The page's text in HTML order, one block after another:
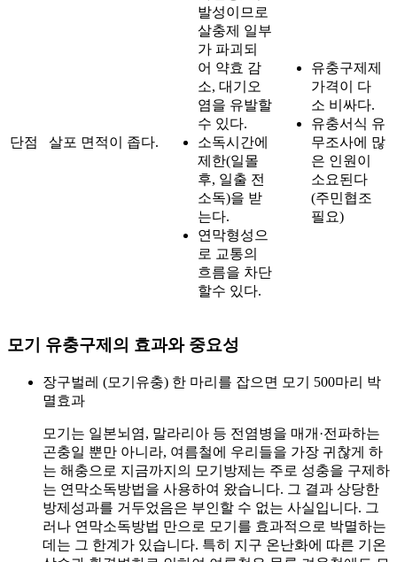
단점 살포 면적이 좁다.
발성이므로
살충제 일부
가 파괴되
어 약효 감
소, 대기오
염을 유발할
수 있다.
소독시간에
제한(일몰
후, 일출 전
소독)을 받
는다.
연막형성으
로 교통의
흐름을 차단
할수 있다.
유충구제제
가격이 다
소 비싸다.
유충서식 유
무조사에 많
은 인원이
소요된다
(주민협조
필요)
모기 유충구제의 효과와 중요성
장구벌레 (모기유충) 한 마리를 잡으면 모기 500마리 박
멸효과
모기는 일본뇌염, 말라리아 등 전염병을 매개·전파하는
곤충일 뿐만 아니라, 여름철에 우리들을 가장 귀찮게 하
는 해충으로 지금까지의 모기방제는 주로 성충을 구제하
는 연막소독방법을 사용하여 왔습니다. 그 결과 상당한
방제성과를 거두었음은 부인할 수 없는 사실입니다. 그
러나 연막소독방법 만으로 모기를 효과적으로 박멸하는
데는 그 한계가 있습니다. 특히 지구 온난화에 따른 기온